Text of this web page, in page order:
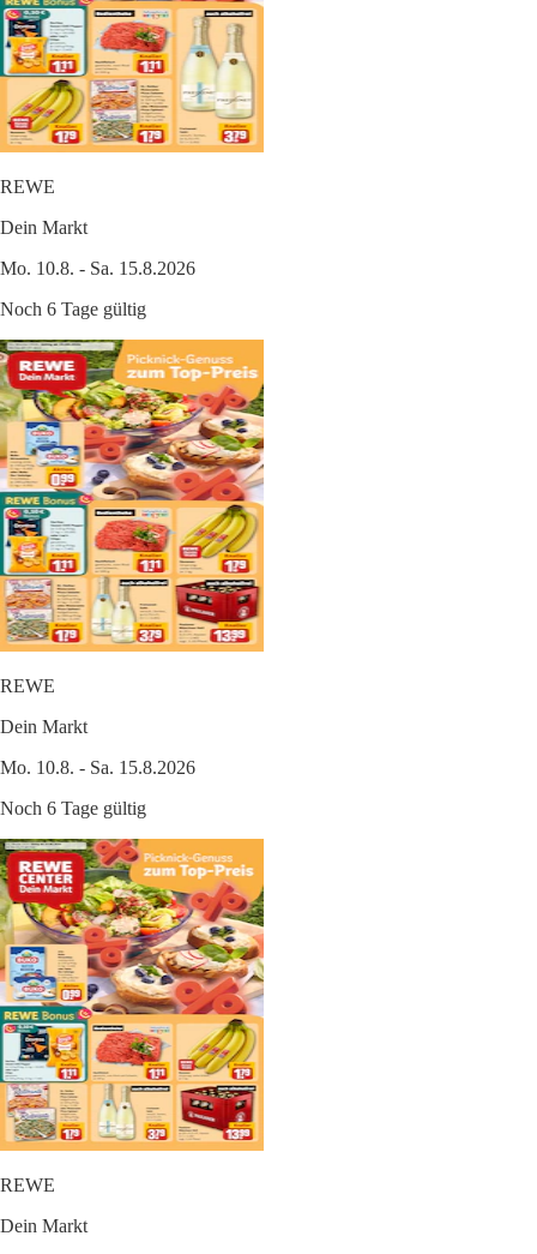
REWE
Dein Markt
Mo. 10.8. - Sa. 15.8.2026
Noch 6 Tage gültig
REWE
Dein Markt
Mo. 10.8. - Sa. 15.8.2026
Noch 6 Tage gültig
REWE
Dein Markt